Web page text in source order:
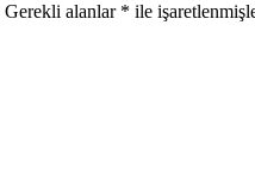
Gerekli alanlar * ile